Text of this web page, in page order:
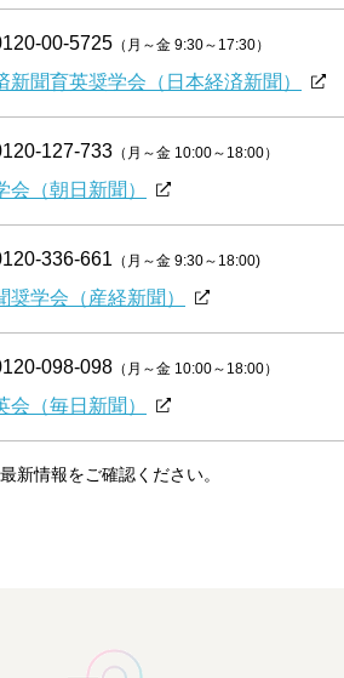
00-5725 （月～金 9:30～17:30）
新聞育英奨学会（日本経済新聞）
127-733 （月～金 10:00～18:00）
会（朝日新聞）
336-661 （月～金 9:30～18:00)
奨学会（産経新聞）
098-098 （月～金 10:00～18:00）
会（毎日新聞）
新情報をご確認ください。